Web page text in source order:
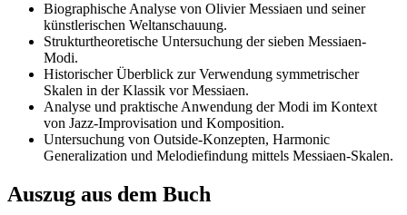
Biographische Analyse von Olivier Messiaen und seiner
künstlerischen Weltanschauung.
Strukturtheoretische Untersuchung der sieben Messiaen-
Modi.
Historischer Überblick zur Verwendung symmetrischer
Skalen in der Klassik vor Messiaen.
Analyse und praktische Anwendung der Modi im Kontext
von Jazz-Improvisation und Komposition.
Untersuchung von Outside-Konzepten, Harmonic
Generalization und Melodiefindung mittels Messiaen-Skalen.
Auszug aus dem Buch